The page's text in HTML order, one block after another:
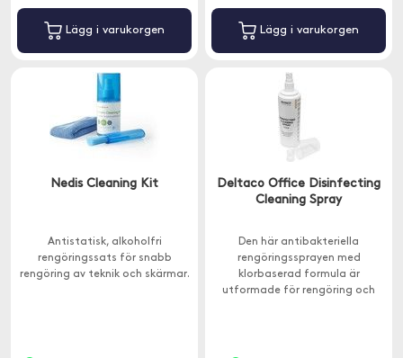
Lägg i varukorgen Lägg i varukorgen
Nedis Cleaning Kit
Antistatisk, alkoholfri
rengöringssats för snabb
rengöring av teknik och skärmar.
Deltaco Office Disinfecting
Cleaning Spray
Den här antibakteriella
rengöringssprayen med
klorbaserad formula är
utformade för rengöring och